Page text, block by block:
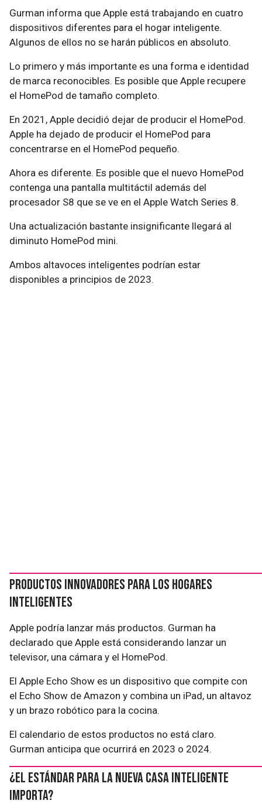
Gurman informa que Apple está trabajando en cuatro
dispositivos diferentes para el hogar inteligente.
Algunos de ellos no se harán públicos en absoluto.
Lo primero y más importante es una forma e identidad
de marca reconocibles. Es posible que Apple recupere
el HomePod de tamaño completo.
En 2021, Apple decidió dejar de producir el HomePod.
Apple ha dejado de producir el HomePod para
concentrarse en el HomePod pequeño.
Ahora es diferente. Es posible que el nuevo HomePod
contenga una pantalla multitáctil además del
procesador S8 que se ve en el Apple Watch Series 8.
Una actualización bastante insignificante llegará al
diminuto HomePod mini.
Ambos altavoces inteligentes podrían estar
disponibles a principios de 2023.
Productos innovadores para los hogares
inteligentes
Apple podría lanzar más productos. Gurman ha
declarado que Apple está considerando lanzar un
televisor, una cámara y el HomePod.
El Apple Echo Show es un dispositivo que compite con
el Echo Show de Amazon y combina un iPad, un altavoz
y un brazo robótico para la cocina.
El calendario de estos productos no está claro.
Gurman anticipa que ocurrirá en 2023 o 2024.
¿El estándar para la nueva casa inteligente
importa?